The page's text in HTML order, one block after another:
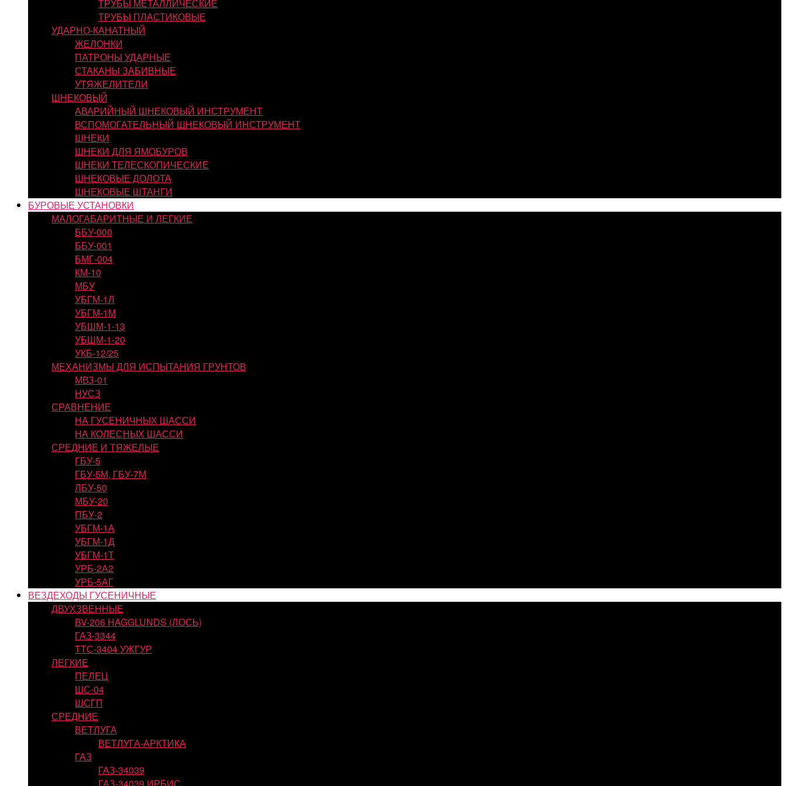
ТРУБЫ МЕТАЛЛИЧЕСКИЕ
ТРУБЫ ПЛАСТИКОВЫЕ
УДАРНО-КАНАТНЫЙ
ЖЕЛОНКИ
ПАТРОНЫ УДАРНЫЕ
СТАКАНЫ ЗАБИВНЫЕ
УТЯЖЕЛИТЕЛИ
ШНЕКОВЫЙ
АВАРИЙНЫЙ ШНЕКОВЫЙ ИНСТРУМЕНТ
ВСПОМОГАТЕЛЬНЫЙ ШНЕКОВЫЙ ИНСТРУМЕНТ
ШНЕКИ
ШНЕКИ ДЛЯ ЯМОБУРОВ
ШНЕКИ ТЕЛЕСКОПИЧЕСКИЕ
ШНЕКОВЫЕ ДОЛОТА
ШНЕКОВЫЕ ШТАНГИ
БУРОВЫЕ УСТАНОВКИ
МАЛОГАБАРИТНЫЕ И ЛЕГКИЕ
ББУ-000
ББУ-001
БМГ-004
КМ-10
МБУ
УБГМ-1Л
УБГМ-1М
УБШМ-1-13
УБШМ-1-20
УКБ-12/25
МЕХАНИЗМЫ ДЛЯ ИСПЫТАНИЯ ГРУНТОВ
МВЗ-01
НУСЗ
СРАВНЕНИЕ
НА ГУСЕНИЧНЫХ ШАССИ
НА КОЛЕСНЫХ ШАССИ
СРЕДНИЕ И ТЯЖЕЛЫЕ
ГБУ-5
ГБУ-5М, ГБУ-7М
ЛБУ-50
МБУ-20
ПБУ-2
УБГМ-1А
УБГМ-1Д
УБГМ-1Т
УРБ-2А2
УРБ-5АГ
ВЕЗДЕХОДЫ ГУСЕНИЧНЫЕ
ДВУХЗВЕННЫЕ
BV-206 HAGGLUNDS (ЛОСЬ)
ГАЗ-3344
ТТС-3404 УЖГУР
ЛЕГКИЕ
ПЕЛЕЦ
ШС-04
ШСГП
СРЕДНИЕ
ВЕТЛУГА
ВЕТЛУГА-АРКТИКА
ГАЗ
ГАЗ-34039